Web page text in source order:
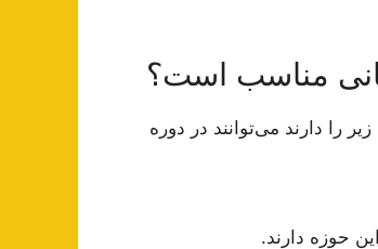
مناسب است؟
را دارند می‌توانند در دوره
حوزه دارند.